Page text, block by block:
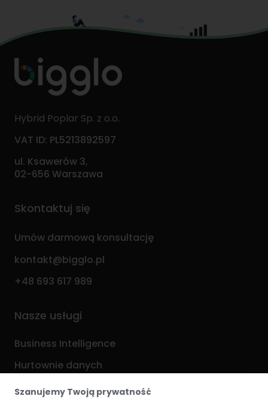
Hybrid Poplar Sp. z o.o.
VAT ID: PL5213892597
ul. Ksawerów 3,
02-656 Warszawa
Skontaktuj się
Umów darmową konsultację
kontakt@bigglo.pl
+48 693 617 989
Nasze usługi
Business Intelligence
Hurtownie danych
Analityka i ML
Szanujemy Twoją prywatność